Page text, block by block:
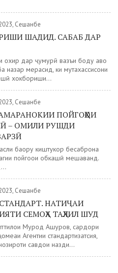
Сешанбе
ШАДИД. САБАБ ДАР
охир дар ҷумҳурӣ вазъи боду ҳаво
мерасид, ки мутахассисони
хокбориши...
Сешанбе
ПОЙГОҲҲОИ
– ОМИЛИ РУШДИ
баҳору киштукор бесаброна
пойгоҳҳои обкашӣ мешаванд.
Сешанбе
НАТИҶАИ
СЕМОҲА ТАҲЛИЛ ШУД
Мурод Ашуров, сардори
Агентии стандартизатсия,
савдои назди...